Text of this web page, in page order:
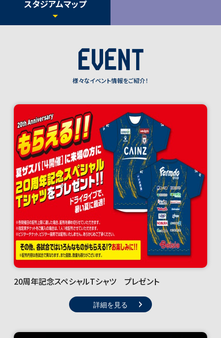
スタジアムマップ
EVENT
様々なイベント情報をご紹介！
20周年記念スペシャルTシャツ プレゼント
詳細を見る